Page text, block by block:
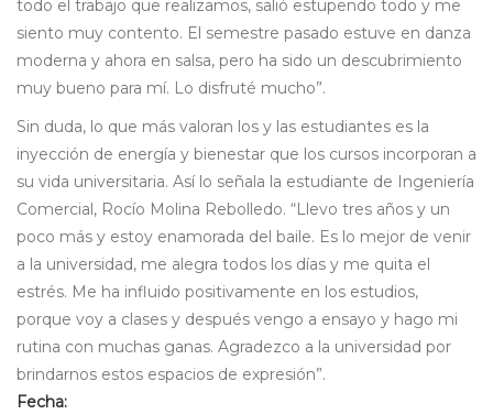
todo el trabajo que realizamos, salió estupendo todo y me
siento muy contento. El semestre pasado estuve en danza
moderna y ahora en salsa, pero ha sido un descubrimiento
muy bueno para mí. Lo disfruté mucho”.
Sin duda, lo que más valoran los y las estudiantes es la
inyección de energía y bienestar que los cursos incorporan a
su vida universitaria. Así lo señala la estudiante de Ingeniería
Comercial, Rocío Molina Rebolledo. “Llevo tres años y un
poco más y estoy enamorada del baile. Es lo mejor de venir
a la universidad, me alegra todos los días y me quita el
estrés. Me ha influido positivamente en los estudios,
porque voy a clases y después vengo a ensayo y hago mi
rutina con muchas ganas. Agradezco a la universidad por
brindarnos estos espacios de expresión”.
Fecha: